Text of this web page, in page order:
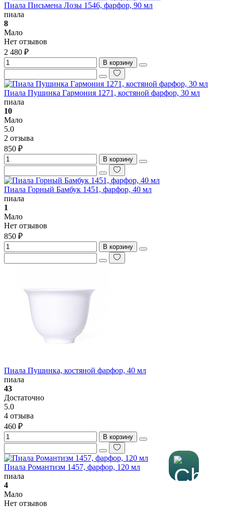
Пиала Письмена Лозы 1546, фарфор, 90 мл
пиала
8
Мало
Нет отзывов
2 480 ₽
В корзину
Пиала Пушинка Гармония 1271, костяной фарфор, 30 мл
пиала
10
Мало
5.0
2 отзыва
850 ₽
В корзину
Пиала Горный Бамбук 1451, фарфор, 40 мл
пиала
1
Мало
Нет отзывов
850 ₽
В корзину
Пиала Пушинка, костяной фарфор, 40 мл
пиала
43
Достаточно
5.0
4 отзыва
460 ₽
В корзину
Пиала Романтизм 1457, фарфор, 120 мл
пиала
4
Мало
Нет отзывов